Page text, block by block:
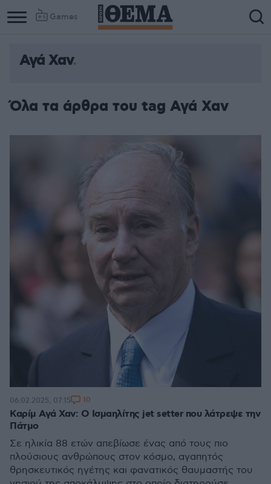
Games
Αγά Χαν
Όλα τα άρθρα του tag Αγά Χαν
Καρίμ Αγά Χαν: Ο Ισμαηλίτης jet setter που λάτρεψε την
Πάτμο
Σε ηλικία 88 ετών απεβίωσε ένας από τους πιο
πλούσιους ανθρώπους στον κόσμο, αγαπητός
θρησκευτικός ηγέτης και φανατικός θαυμαστής του
06.02.2025, 07:15 10